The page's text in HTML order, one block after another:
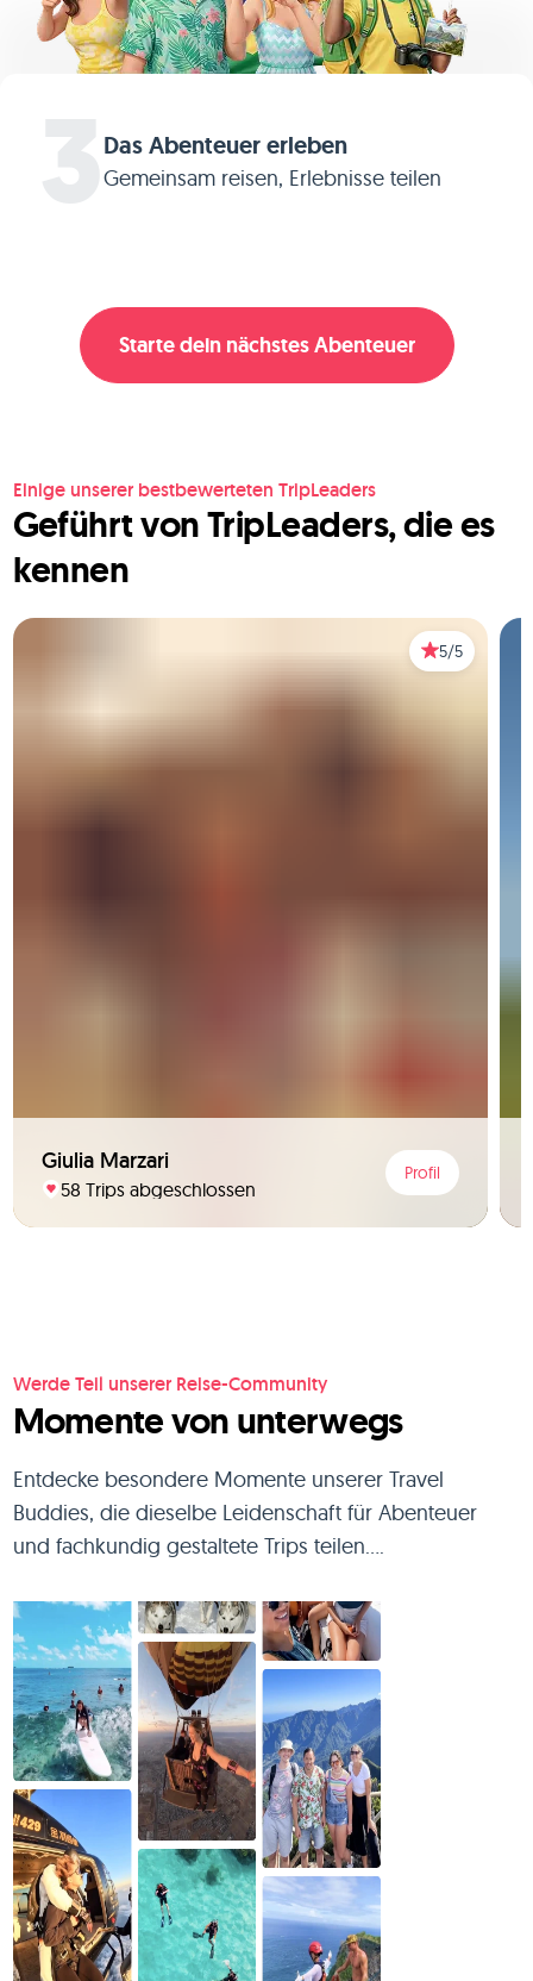
Das Abenteuer erleben
Gemeinsam reisen, Erlebnisse teilen
Starte dein nächstes Abenteuer
Einige unserer bestbewerteten TripLeaders
Geführt von TripLeaders, die es
kennen
5/5
Giulia Marzari
58 Trips abgeschlossen
Profil
Werde Teil unserer Reise-Community
Momente von unterwegs
Entdecke besondere Momente unserer Travel
Buddies, die dieselbe Leidenschaft für Abenteuer
und fachkundig gestaltete Trips teilen....